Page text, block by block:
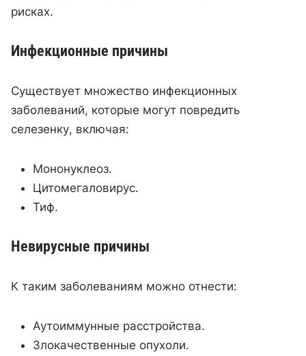
рисках.
Инфекционные причины
Существует множество инфекционных
заболеваний, которые могут повредить
селезенку, включая:
Мононуклеоз.
Цитомегаловирус.
Тиф.
Невирусные причины
К таким заболеваниям можно отнести:
Аутоиммунные расстройства.
Злокачественные опухоли.